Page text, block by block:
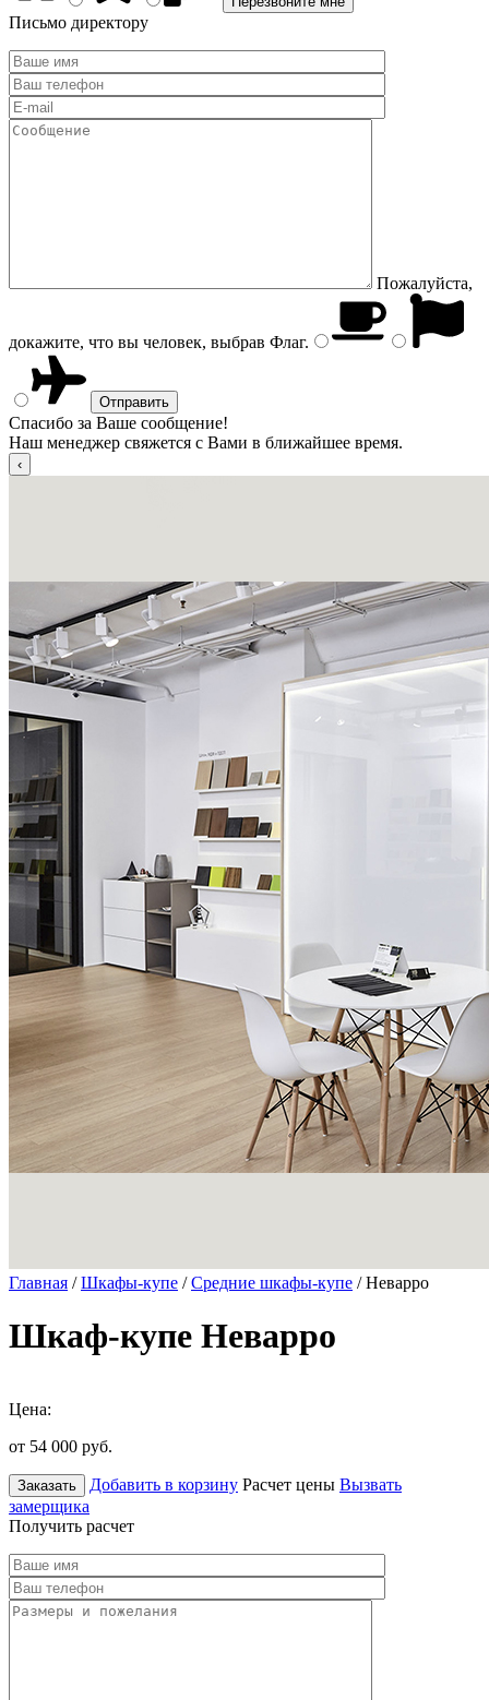
Письмо директору
Пожалуйста,
докажите, что вы человек, выбрав Флаг.
Спасибо за Ваше сообщение!
Наш менеджер свяжется с Вами в ближайшее время.
Главная /Шкафы-купе /Средние шкафы-купе / Неварро
Шкаф-купе Неварро
Цена:
от 54 000 руб.
Заказать Добавить в корзину Расчет цены Вызвать
замерщика
Получить расчет